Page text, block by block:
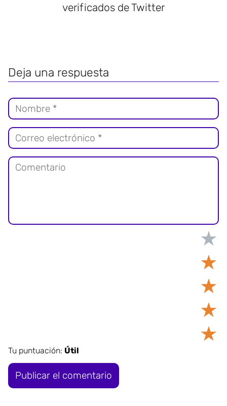
verificados de Twitter
Deja una respuesta
★
★
★
★
★
Tu puntuación: Útil